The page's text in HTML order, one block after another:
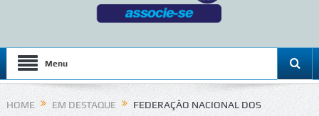
Menu
HOME EM DESTAQUE
FEDERAÇÃO NACIONAL DOS